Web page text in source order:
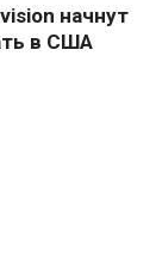
начнут
в США